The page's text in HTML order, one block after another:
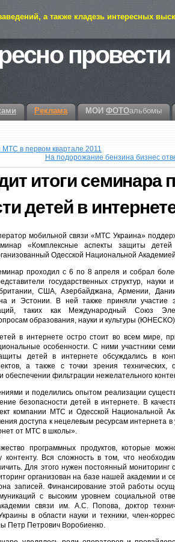
а также кладезь интересных
Реклама МОИ ФОТОальбомы
в первом квартале 2011
На подорожание бензина бизнес
итоги семинара
детей в
мобильной связи «МТС Украина»
«Комплексные аспекты защиты
Одесской Национальной
проходил с 6 по 8 апреля и собрал
государственных структур,
США, Азербайджана, Армении,
и Эстонии. В ней также приняли участие
таких как Международный Союз
образования, науки и культуры
в интернете остро стоит во всем мире,
особенности. С ними участники
детей в интернете обсуждались в
а также с точки зрения
обеспечении фильтрации нежелательного
и поделились опытом реализации
безопасности детей в интернете. В
компании МТС и Одесской Национальной
доступа к нецелевым ресурсам интернета
от МТС в школы».
программных продуктов, которые
контенту. Вся сложность в том, что
Для этого нужен постоянный
организован на базе нашей академии и
записей. Финансирование этой работы
с высоким уровнем социальной
связи им. А.С. Попова, доктор
в области науки и техники, член-
Петр Петрович Воробиенко.